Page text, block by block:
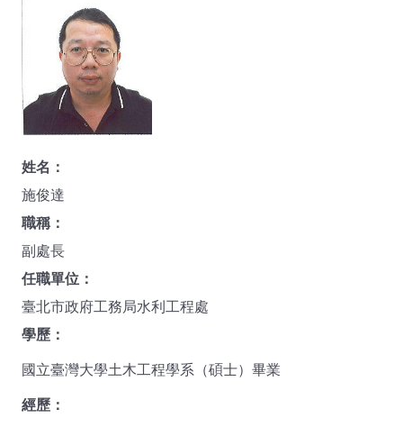
姓名：
施俊達
職稱：
副處長
任職單位：
臺北市政府工務局水利工程處
學歷：
國立臺灣大學土木工程學系（碩士）畢業
經歷：